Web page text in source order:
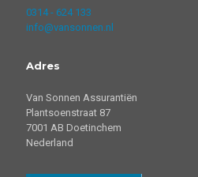
0314 - 624 133
info@vansonnen.nl
Adres
Van Sonnen Assurantiën
Plantsoenstraat 87
7001 AB Doetinchem
Nederland